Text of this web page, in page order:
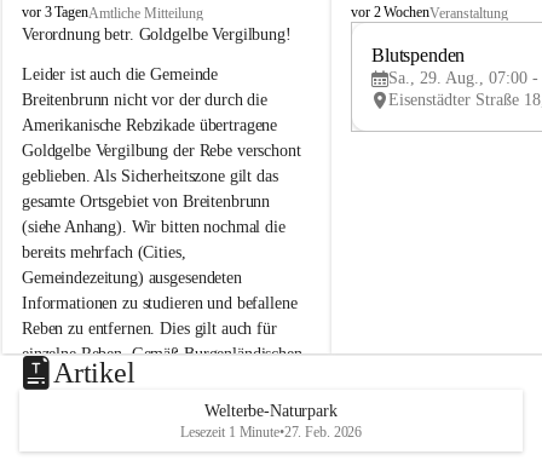
B
r
i
t
e
n
b
r
u
n
n
a
m
N
e
u
s
d
vor 3 TagenAmtliche Mitteilung
Verordnung betr. Goldgelbe Vergilbung!
Leider ist auch die Gemeinde
Breitenbrunn nicht vor der durch die
Amerikanische Rebzikade übertragene
Goldgelbe Vergilbung der Rebe verschont
geblieben. Als Sicherheitszone gilt das
gesamte Ortsgebiet von Breitenbrunn
(siehe Anhang). Wir bitten nochmal die
bereits mehrfach (Cities,
Gemeindezeitung) ausgesendeten
Informationen zu studieren und befallene
Reben zu entfernen. Dies gilt auch für
einzelne Reben. Gemäß Burgenländischen
Weinbaugesetz sind nicht gepflegte oder
unzulässige Weingärten zu roden! Bitte
helfen wir zusammen um unsere Winzer
vor den prognostizierten Ernteausfällen
B
e
u
e
d
vor 2 WochenVeranstaltung
Blutspenden
Sa., 29. Aug., 07:00 -
Artikel
Welterbe-Naturpark
Lesezeit 1 Minute•27. Feb. 2026